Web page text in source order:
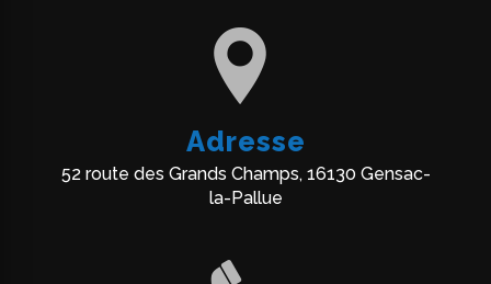
Adresse
52 route des Grands Champs, 16130 Gensac-
la-Pallue